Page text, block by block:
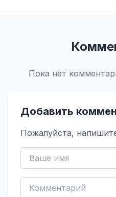
Пока нет
Добавить
Пожалуйста,